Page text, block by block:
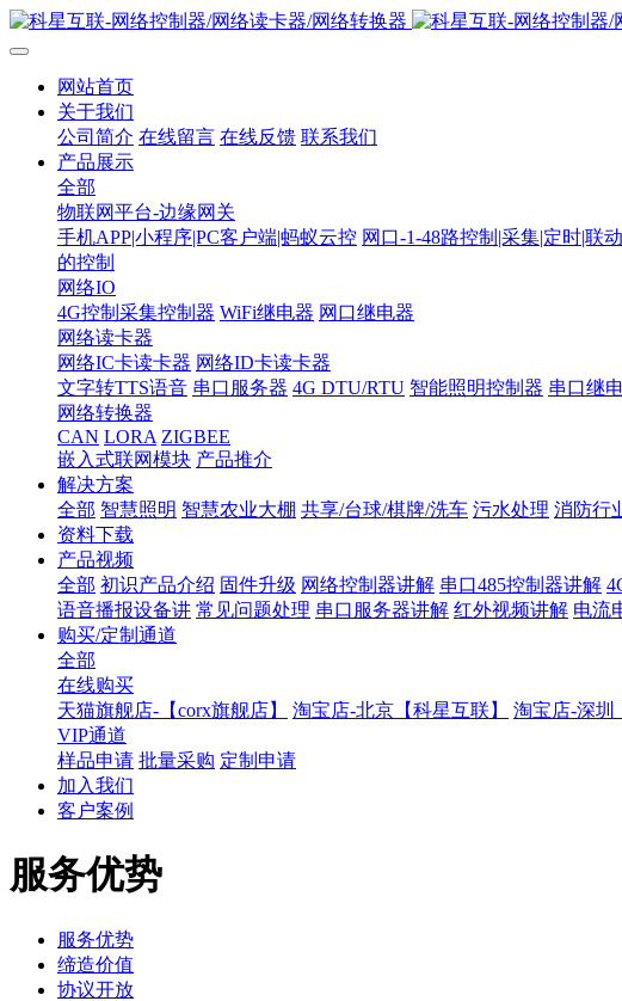
网站首页
关于我们
公司简介 在线留言 在线反馈 联系我们
产品展示
全部
物联网平台-边缘网关
手机APP|小程序|PC客户端|蚂蚁云控 网口-1-48路控制|采集|定时|联动
的控制
网络IO
4G控制采集控制器 WiFi继电器 网口继电器
网络读卡器
网络IC卡读卡器 网络ID卡读卡器
文字转TTS语音 串口服务器 4G DTU/RTU 智能照明控制器 串口继
网络转换器
CAN LORA ZIGBEE
嵌入式联网模块 产品推介
解决方案
全部 智慧照明 智慧农业大棚 共享/台球/棋牌/洗车 污水处理 消防行
资料下载
产品视频
全部 初识产品介绍 固件升级 网络控制器讲解 串口485控制器讲解
语音播报设备讲 常见问题处理 串口服务器讲解 红外视频讲解 电流
购买/定制通道
全部
在线购买
天猫旗舰店-【corx旗舰店】
淘宝店-北京【科星互联】
淘宝店-深圳
VIP通道
样品申请 批量采购 定制申请
加入我们
客户案例
服务优势
服务优势
缔造价值
协议开放